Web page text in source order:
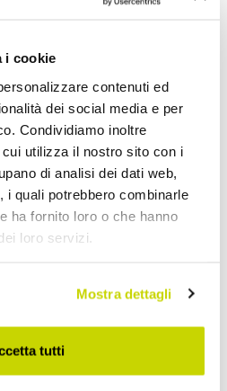
i cookie
contenuti ed
dei social media e per
Condividiamo inoltre
utilizza il nostro sito con i
di analisi dei dati web,
i quali potrebbero combinarle
ha fornito loro o che hanno
loro servizi.
Mostra dettagli
tutti
da Esterno